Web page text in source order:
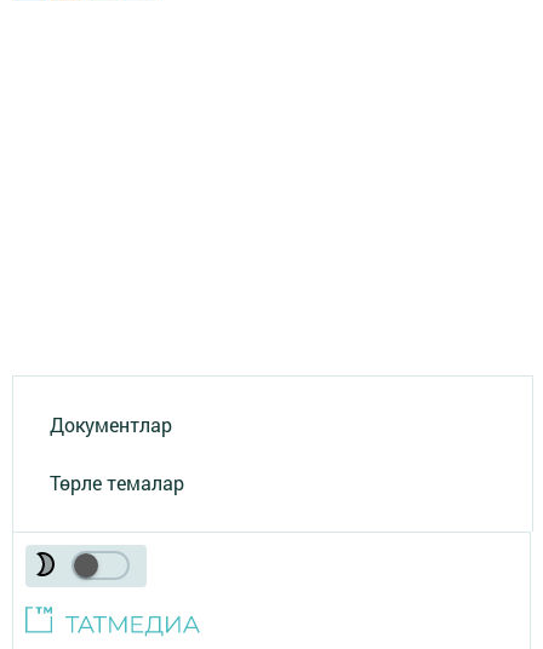
Документлар
Төрле темалар